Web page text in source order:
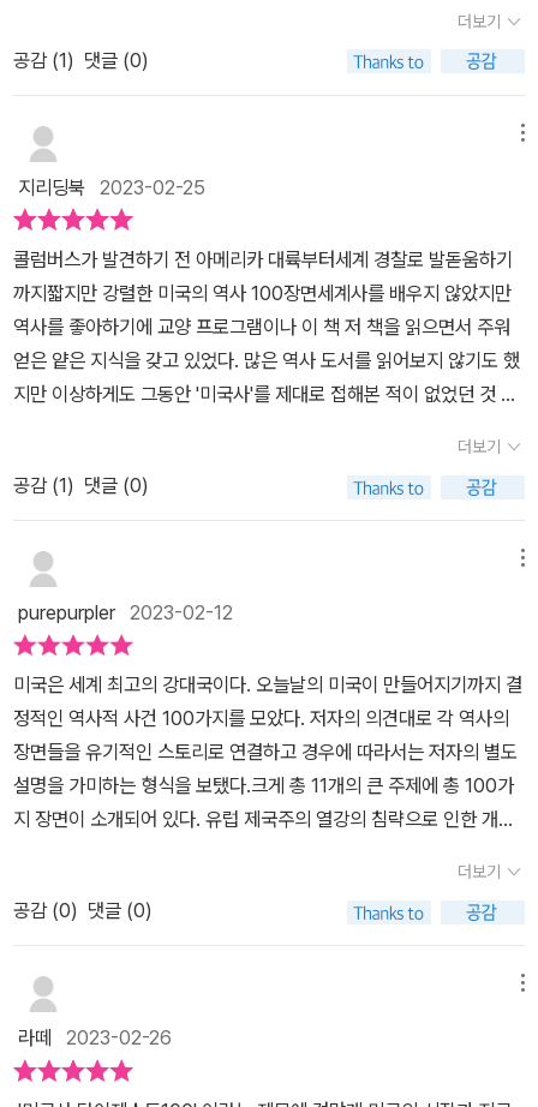
시대를 거치고 한국 전쟁, 베트남 전쟁 등에 대한 언급도 등장한
다. 흥미로운 점은 이 즈음 미국 역사상 최고의 부흥기가 등장한다는
점이다. 그리고 냉전의 시대가 끝나고 현대의 미국으로 오면서 정말
많은 변화가 등장하는데 IT 산업의 발달, 인종 갈등으로 인한 폭동, 9.
로 미국의 변화이자 어떤 면에서는 세계 전체에 걸쳐서 패러다임의
변화와도 맞물려서 여러모로 의미가 있는 시대 변화를 보여주는 사건
들이였다. 시대의 흐름대로 읽어도 좋을 책이고 100가지의 다이제
스트 중에서 자신이 관심있는 시대나 키워드의 내용부터 읽어도 무관
한, 부담스럽지 않지만 미국의 역사를 중요 사건으로 만나볼 수 있는
흥미로운 책이다. #미국사다이제스트100 #유종선 #가람기획 #NE
W다이제스트100시리즈 #미국사 #미국의정신 #미국역사 #독서카
구보자 강한 영향력을 가지게 된다. 현재 세계 최대 강대국은 단연코
미국이라고 할 수 있다. 그러나 이후로도 계속 세계 경찰을 자처하며
곳곳에서 일어나는 다양한 분쟁들에 영향력을 끼치는 자신들만의 위
치를 고수할 수 있을지 의문을 갖는다. 쇠퇴하는 미국을 다시 일으켜
세운 빌게이츠나 스티븐 잡스처럼 오늘날 우리의 삶을 지배하는 정보
통신혁명을 일으킨 미국적 정신을 가진 영웅들의 탄생은 미국이 결코
지지만은 않을 것임을 보여준다. 이 두 천재들이 미국이 아닌 다른 나
라에서 이러한 시험적 사업을 시도해 볼 수 있었을런지에 대한 의문
이 들기 때문이다. ​이 책에서 미국은 의심할 여지없이 세계 최강대국
이며 국제 질서 재편에도 주도적 역할을 담당할 것이라고 이야기한
다. 그러나 새로운 질서를 추구하듯 세계와의 관계에서 타협과 양보,
협조는 반드시 필요한 사실이다. 오랫동안 일방적 강요에 익숙했던
가 세계위에 군림하는 존재가 아닌 세계의 일원이라는 깨달음이 현실
에 타협하는 태도일 것이다. 아울러 LA사태는 수많은 노력에도 불구
하고 인종차별의 문제가 개선되지 않고 오히려 더욱 악화되고있음을
보여준다. 인종문제의 해결, 테러와의 전쟁등을 통해 보았을 때 미국
힘과 위상을 상실해 또 다른 강대국이 주도권을 잡는 변화가 오는것
에 대해 미국은 어떤 대안을 가지고 있을지 궁금해 진다. 미국의 역사
를 한권의 책 속 100가지 사건으로 정리하며 그들의 역사를 파노라
마처럼 살펴보고 미흡하나마 그들이 가지는 미국적 정신을 이해할 수
있는 좋은 계기가 되었다.
대한 군사비 지출로 재정이 악화되어 지난 50년 동안 경제력 규모가
낮아졌고 세계 곳곳에서 일어나는 전쟁과 분쟁에 개입하고 있습니다.
민, 범죄, 인종갈등으로 나타나고 있습니다. 일례로 아르헨티나는 매
우 수준 높은 삶의 질을 보장하던 선진국이었으나 현재는 경제가 불
안한 나라로 분류되고 있습니다. 독립전쟁 승리로 미국이 얻은 가
장 큰 전리품 중의 하나는 서부의 광대한 땅이었다. 영국이 차지하고
있던 애팔래치아 산맥 서부, 5대호에서 미시시피강 하구에 이르는 거
대한 땅이 미국의 차지가 되었는데 이것은 당시 13개 주를 합친 것보
다 훨씬 넓은 면적이었다. ---p.126 하루 아침에 영토가 두 배로(180
3) 가람기획에서는 2012년에 이 책이 처음 출간되었습니다. 25
간되어 콜롬버스가 발견하기 전 아메리카 대륙부터, 식민지 시절을
지나, 세계 경찰로 발돋움하기까지 짧지만 강렬한 미국으로 성장하기
까지의 100장면을 살펴보는 책입니다. 영국의 식민지로 시작하여 17
76년 독립하여 지금의 강대국이 되기까지 미국의 정신은 과연 무엇
이고, 어디에서 왔는지 미국의 역사를 통해 미국의 가치를 살펴볼수
있습니다. 개척, 자유, 평등 이런 가치들은 미국의 정신으로 손꼽힙니
다. 미국인 스스로도 미국의 정신을 내세우며, 다양한 나라에 영향
력을 행사하거나, 다양한 민족과 문화가 섞인 미국이 하나되는 가치
로 작용하기도 합니다. 그러나 만연한 인종 차별로 인한 갈등, 총기사
용 합법화 등으로 많은 피해자를 양산하기도 하는 대표적 나라입니
다. 안전이 보장되지 않는 미국 불안한 것은 사실이나 무시하기에는
아직은 현실적으로는 어렵습니다. 미국의 대외적 힘과 위상은 초강대
책입니다.
기 때문이다.사람이 죽을 때가 되면 지난 시간이 주마등처럼 눈앞에
펼쳐진다고 했던가. 미국사 다이제스트 100을 읽으며 세계가 걸어온
시간과 아픔이 고스란히 내 앞으로 다가왔다. 신기했다.난 역사를 그
다지 좋아하지 않았고 지극히 이과 성향의 아이였기에 이런 류에 책
에는 흥미가 없었다. 그런데… 이 책 <미국사 다이제스트 100>의 매
력은 압도적이었다. 400 페이지가 넘는 꽤 두꺼운 책이 내 손에 너무
가볍게 착 들러붙는다. 그리고 눈을 뗄 수 없었다.콜럼버스 신대륙 발
견을 시작으로 스페인의 정복, 뒤이은 유럽의 북미 식민화에 이르기
까지 짧게 쪼개진 그러나 실타래처럼 내용이 이어지는 짧은 영화들을
보는 기분이었다.사실적인 내용 안에 저자의 생각과 현재 세계의 시
선을 다채롭게 담아냈다.스토리는 언제나 힘을 가진다.만약 이 책이
단편적인 역사적 사실 만을 나열했다면, 이걸 바라보는 내 눈빛이 지
금처럼 초롱초롱 빛나진 않았겠지.미국사를 다루고 있다지만, 모든
세계사가 들어있는 느낌.세계의 중심이 ‘미국’이란 게 실감 나는 순간
서부 진출 > 자본주의의 ㄹ발흥 > 제국주의 시대 > 번영, 위기, 그리
고 전쟁 > 팍스 아메리카나 > 변화의 기로책을 읽을수록 명쾌한 내용
에 이상하리만큼 내 가슴은 더 갑갑해졌다. 다른 것을 빼앗고 정복하
려는 심리가 인간 본연의 모습처럼 느껴졌기 때문이다. 신대륙으로
발견된 이후 많은 타지 사람들로 채워진 미국. 자유를 위해 힘쓰는 그
들이 독립을 이뤄낸다.허나, 그들의 독립은 진정한 ‘자유’가 아닌
‘돈’에 기인했다는 시각을 읽고 모든 문제의 원흉은 돈인가?라는 생
각이 든다.어떻게 보면 돈이 되는 곳에 ‘다툼’이 있다. 서로 그것을 차
만, 적어도 ‘돈’ 때문에 모두를 불운하게 만들지 않기를 바라는 마음이
다. 로로마마 추천도서 도장 쾅쾅! ?? | 출판사 도서 제공 |[출처] 미
국사 다이제스트 100 | 미국의 역사를 100장면으로 바라보기|작성
자 로로마마
더보기
공감 (1) 댓글 (0)
지리딩북 2023-02-25
​콜럼버스가 발견하기 전 아메리카 대륙부터세계 경찰로 발돋움하기
까지짧지만 강렬한 미국의 역사 100장면​세계사를 배우지 않았지만
역사를 좋아하기에 교양 프로그램이나 이 책 저 책을 읽으면서 주워
얻은 얕은 지식을 갖고 있었다. 많은 역사 도서를 읽어보지 않기도 했
지만 이상하게도 그동안 '미국사'를 제대로 접해본 적이 없었던 것 같
던 것 같다. 좋은 기회로 <10 미국사 다이제스트 100>을 통해 미국
사를 만나보게 되었는데 정말로 미국사를 궁금해하는 분들에게 추천
해 주고 싶을 정도로 좋은 책이었다.책을 읽고 나서도 역사를 다룬 시
리즈의 책인 것 같아 다른 나라의 역사를 읽어보고 싶어서 찾아보았
을 정도였다.​미국의 역사는 다른 나라들에 비해 상대적으로 짧다. 그
런데 아직까지도 혹은 훗날까지도 회자될 사건들이 많고 익숙하기까
지 하다. 개인적으로는 '왜일까?' '왜 미국의 역사는 짧지만 강렬할
까?'의 궁금증으로 이 책을 만나보았다.이 책을 통해서 미국이라는 거
대한 제국이 역사에 등장했고 이의 운명이 어떻게 될 것인지를 알 수
있다.간단하게 미국을 소개하자면 국명에 나오는 '아메리카'는 유럽인
들이 콜럼버스가 발견한 신대륙을 지칭할 때 쓴 지리적 명칭이고 '국
가(States)는 미국의 각 주를 말한다. 그리고 50개의 주들은 영국
식민지였던 동부 13개 주가 모체이고 그밖에는 원주민, 영국, 프랑스,
스페인, 러시아 등으로부터 전쟁을 통해 빼앗거나 사들인 것이다.처
에서 건너온 종족이었다. 이들이 건너오기 전 아메리카에는 인류의
흔적이 없었다고 한다. 원주민 이야기를 시작으로 콜럼버스의 아메리
카 대륙 발견, 영국의 식민지, 미국의 치명적인 약점 흑인 노예, 최초
의 미국인 벤저민 프랭클린, 독립과 건국, 남북전쟁, 대공황, 뉴딜 정
더보기
공감 (1) 댓글 (0)
purepurpler2023-02-12
미국은 세계 최고의 강대국이다. 오늘날의 미국이 만들어지기까지 결
정적인 역사적 사건 100가지를 모았다. 저자의 의견대로 각 역사의
장면들을 유기적인 스토리로 연결하고 경우에 따라서는 저자의 별도
설명을 가미하는 형식을 보탰다.크게 총 11개의 큰 주제에 총 100가
지 장면이 소개되어 있다. 유럽 제국주의 열강의 침략으로 인한 개척
과정, 주변의 나라들과의 관계를 통해 영토가 확장되는 과정, 그리고
남북전쟁으로 대표되는 내전, 더 광활한 땅을 향해 나아가는 서부개
척시대, 남북전쟁 이후의 자본주의의 발전, 또 다시 제국주의 시대를
거쳐 번영하고 위기와 전쟁의 시대를 지난다.그리고 지금의 미국의
개한다. 근현대 시대의 미국이 나아가야할 방향과 변화의 기로를 보
여주는 여러 사건들을 통해 미국 역사 서술을 마무리한다.100가지 장
더보기
공감 (0) 댓글 (0)
라떼 2023-02-26